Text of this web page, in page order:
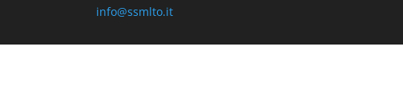
info@ssmlto.it